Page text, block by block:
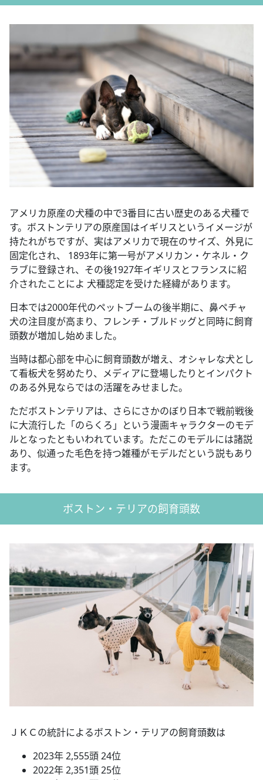
アメリカ原産の犬種の中で3番目に古い歴史のある犬種で
す。ボストンテリアの原産国はイギリスというイメージが
持たれがちですが、実はアメリカで現在のサイズ、外見に
固定化され、 1893年に第一号がアメリカン・ケネル・ク
ラブに登録され、その後1927年イギリスとフランスに紹
介されたことによ 犬種認定を受けた経緯があります。
日本では2000年代のペットブームの後半期に、鼻ペチャ
犬の注目度が高まり、フレンチ・ブルドッグと同時に飼育
頭数が増加し始めました。
当時は都心部を中心に飼育頭数が増え、オシャレな犬とし
て看板犬を努めたり、メディアに登場したりとインパクト
のある外見ならではの活躍をみせました。
ただボストンテリアは、さらにさかのぼり日本で戦前戦後
に大流行した「のらくろ」という漫画キャラクターのモデ
ルとなったともいわれています。ただこのモデルには諸説
あり、似通った毛色を持つ雑種がモデルだという説もあり
ます。
ボストン・テリアの飼育頭数
ＪＫＣの統計によるボストン・テリアの飼育頭数は
2023年 2,555頭 24位
2022年 2,351頭 25位